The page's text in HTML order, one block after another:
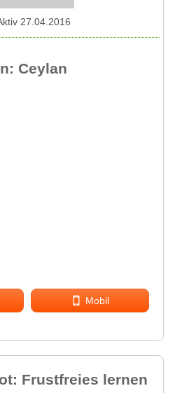
Ceylan
Mobil
27.04.2016
Frustfreies lernen